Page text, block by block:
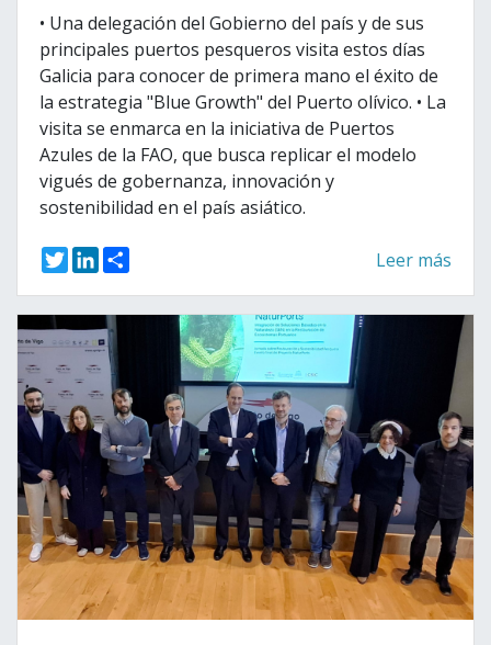
• Una delegación del Gobierno del país y de sus
principales puertos pesqueros visita estos días
Galicia para conocer de primera mano el éxito de
la estrategia "Blue Growth" del Puerto olívico. • La
visita se enmarca en la iniciativa de Puertos
Azules de la FAO, que busca replicar el modelo
vigués de gobernanza, innovación y
sostenibilidad en el país asiático.
T
w
i
t
e
L
n
e
d
n
a
Leer más